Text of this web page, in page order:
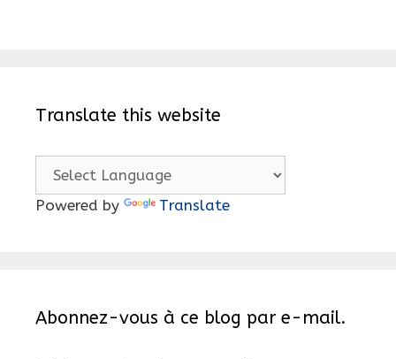
Translate this website
Powered by Translate
Abonnez-vous à ce blog par e-mail.